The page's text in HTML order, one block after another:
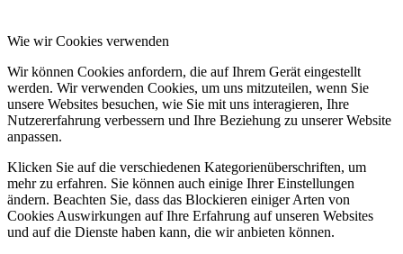
Wie wir Cookies verwenden
Wir können Cookies anfordern, die auf Ihrem Gerät eingestellt
werden. Wir verwenden Cookies, um uns mitzuteilen, wenn Sie
unsere Websites besuchen, wie Sie mit uns interagieren, Ihre
Nutzererfahrung verbessern und Ihre Beziehung zu unserer Website
anpassen.
Klicken Sie auf die verschiedenen Kategorienüberschriften, um
mehr zu erfahren. Sie können auch einige Ihrer Einstellungen
ändern. Beachten Sie, dass das Blockieren einiger Arten von
Cookies Auswirkungen auf Ihre Erfahrung auf unseren Websites
und auf die Dienste haben kann, die wir anbieten können.